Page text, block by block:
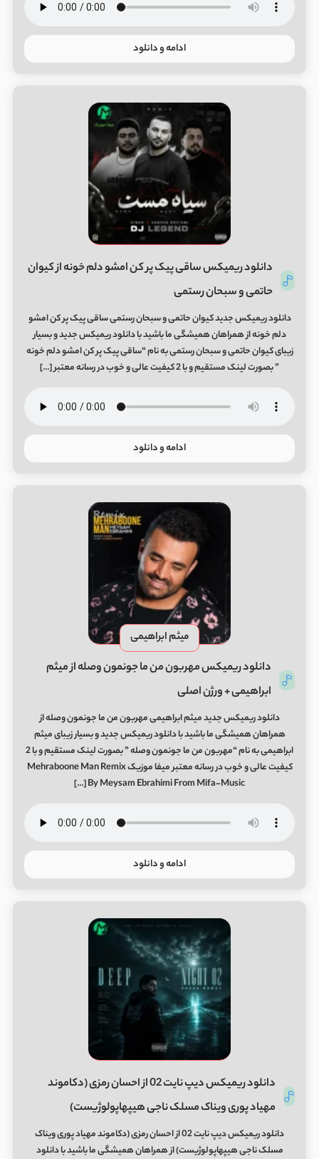
ادامه و دانلود
دانلود ریمیکس ساقی پیک پر کن امشو دلم خونه از کیوان
حاتمی و سبحان رستمی
دانلود ریمیکس جدید کیوان حاتمی و سبحان رستمی ساقی پیک پر کن امشو
دلم خونه از همراهان همیشگی ما باشید با دانلود ریمیکس جدید و بسیار
زیبای کیوان حاتمی و سبحان رستمی به نام “ساقی پیک پر کن امشو دلم خونه
” بصورت لینک مستقیم و با 2 کیفیت عالی و خوب در رسانه معتبر […]
ادامه و دانلود
میثم ابراهیمی
دانلود ریمیکس مهربون من ما جونمون وصله از میثم
ابراهیمی + ورژن اصلی
دانلود ریمیکس جدید میثم ابراهیمی مهربون من ما جونمون وصله از
همراهان همیشگی ما باشید با دانلود ریمیکس جدید و بسیار زیبای میثم
ابراهیمی به نام “مهربون من ما جونمون وصله ” بصورت لینک مستقیم و با 2
کیفیت عالی و خوب در رسانه معتبر میفا موزیک Mehraboone Man Remix
By Meysam Ebrahimi From Mifa-Music […]
ادامه و دانلود
دانلود ریمیکس دیپ نایت 02 از احسان رمزی (دکاموند
مهیاد پوری ویناک مسلک ناجی هیپهاپولوژیست)
دانلود ریمیکس دیپ نایت 02 از احسان رمزی (دکاموند مهیاد پوری ویناک
مسلک ناجی هیپهاپولوژیست) از همراهان همیشگی ما باشید با دانلود